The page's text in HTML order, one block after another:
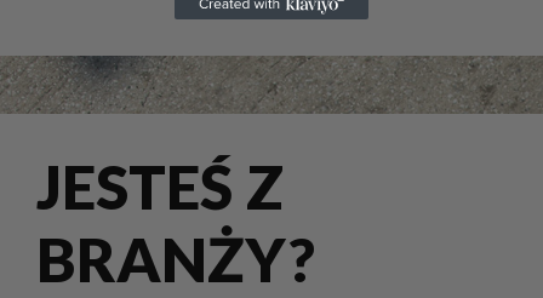
JESTEŚ Z
BRANŻY?